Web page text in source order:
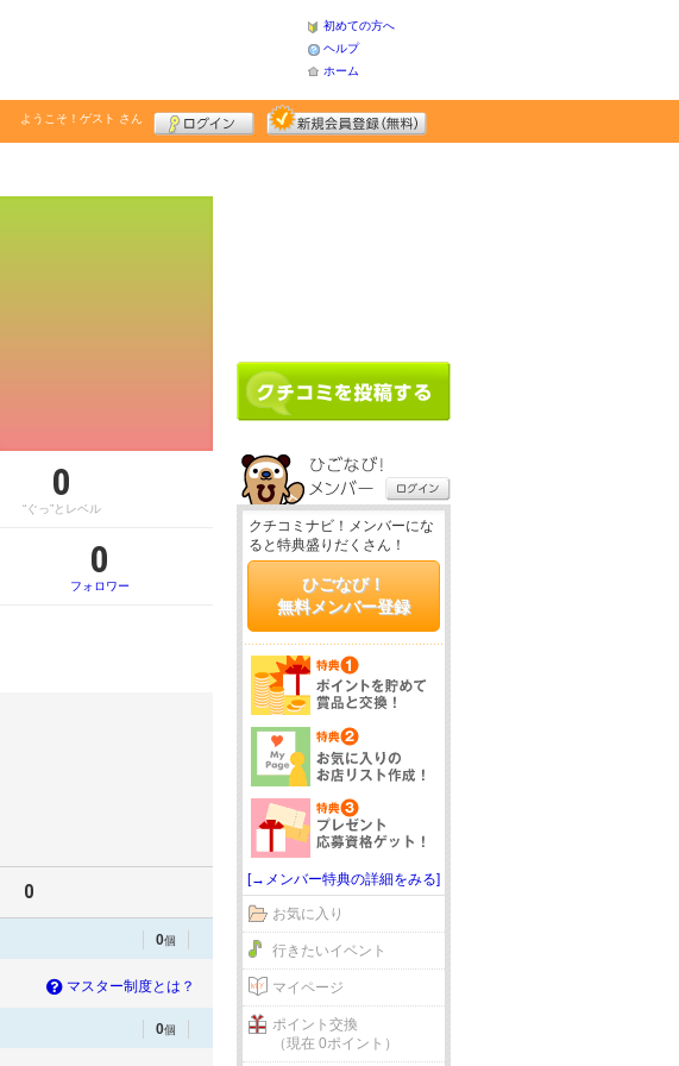
初めての方へ
ヘルプ
ホーム
ようこそ！ ゲスト さん
0
“ぐっ”とレベル
0
フォロワー
0
0個
マスター制度とは？
0個
クチコミナビ！メンバーにな
ると特典盛りだくさん！
ひごなび！
無料メンバー登録
[→メンバー特典の詳細をみる]
お気に入り
行きたいイベント
マイページ
ポイント交換
（現在 0ポイント）